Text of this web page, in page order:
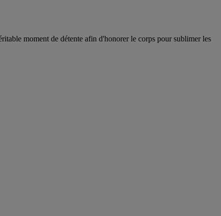
moment de détente afin d'honorer le corps pour sublimer les